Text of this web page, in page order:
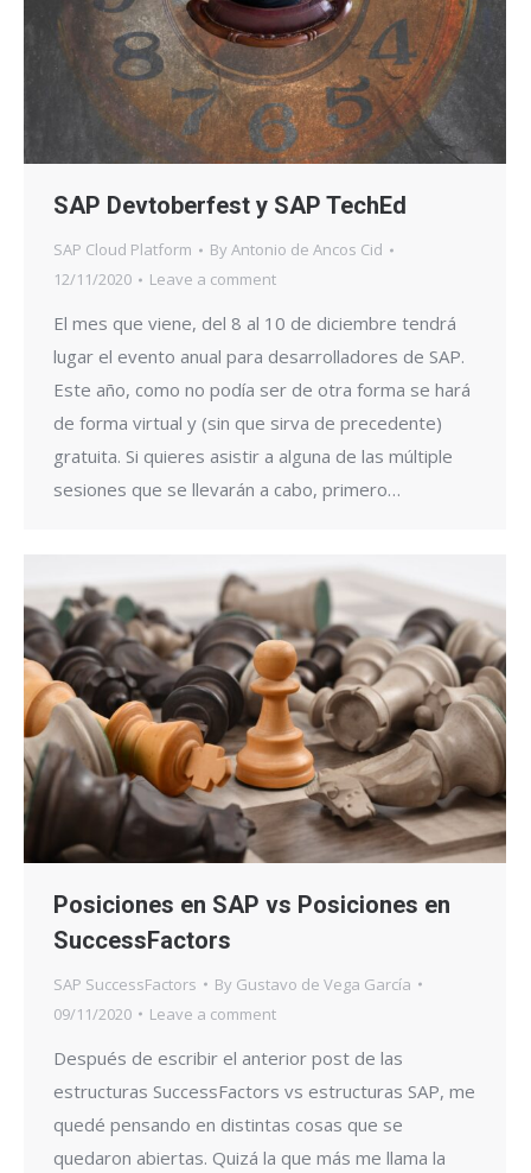
SAP Devtoberfest y SAP TechEd
SAP Cloud Platform ByAntonio de Ancos Cid
12/11/2020
Leave a comment
El mes que viene, del 8 al 10 de diciembre tendrá
lugar el evento anual para desarrolladores de SAP.
Este año, como no podía ser de otra forma se hará
de forma virtual y (sin que sirva de precedente)
gratuita. Si quieres asistir a alguna de las múltiple
sesiones que se llevarán a cabo, primero…
Posiciones en SAP vs Posiciones en
SuccessFactors
SAP SuccessFactors By Gustavo de Vega García
09/11/2020
Leave a comment
Después de escribir el anterior post de las
estructuras SuccessFactors vs estructuras SAP, me
quedé pensando en distintas cosas que se
quedaron abiertas. Quizá la que más me llama la